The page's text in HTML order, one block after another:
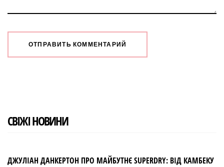
СВІЖІ НОВИНИ
ДЖУЛІАН ДАНКЕРТОН ПРО МАЙБУТНЄ SUPERDRY: ВІД КАМБЕКУ